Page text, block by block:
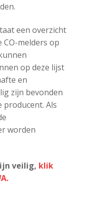
een overzicht
CO-melders op
op deze lijst
en
zijn bevonden
Als
worden
veilig, klik